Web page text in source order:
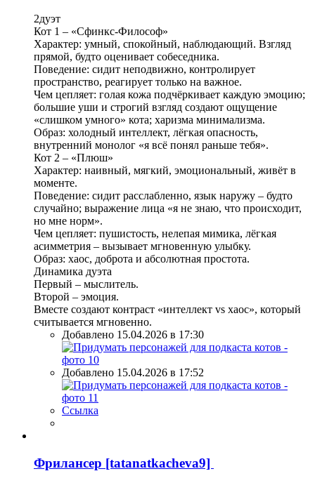
2дуэт
Кот 1 – «Сфинкс‑Философ»
Характер: умный, спокойный, наблюдающий. Взгляд
прямой, будто оценивает собеседника.
Поведение: сидит неподвижно, контролирует
пространство, реагирует только на важное.
Чем цепляет: голая кожа подчёркивает каждую эмоцию;
большие уши и строгий взгляд создают ощущение
«слишком умного» кота; харизма минимализма.
Образ: холодный интеллект, лёгкая опасность,
внутренний монолог «я всё понял раньше тебя».
Кот 2 – «Плюш»
Характер: наивный, мягкий, эмоциональный, живёт в
моменте.
Поведение: сидит расслабленно, язык наружу – будто
случайно; выражение лица «я не знаю, что происходит,
но мне норм».
Чем цепляет: пушистость, нелепая мимика, лёгкая
асимметрия – вызывает мгновенную улыбку.
Образ: хаос, доброта и абсолютная простота.
Динамика дуэта
Первый – мыслитель.
Второй – эмоция.
Вместе создают контраст «интеллект vs хаос», который
считывается мгновенно.
Добавлено 15.04.2026 в 17:30
Добавлено 15.04.2026 в 17:52
Ссылка
Фрилансер [tatanatkacheva9]